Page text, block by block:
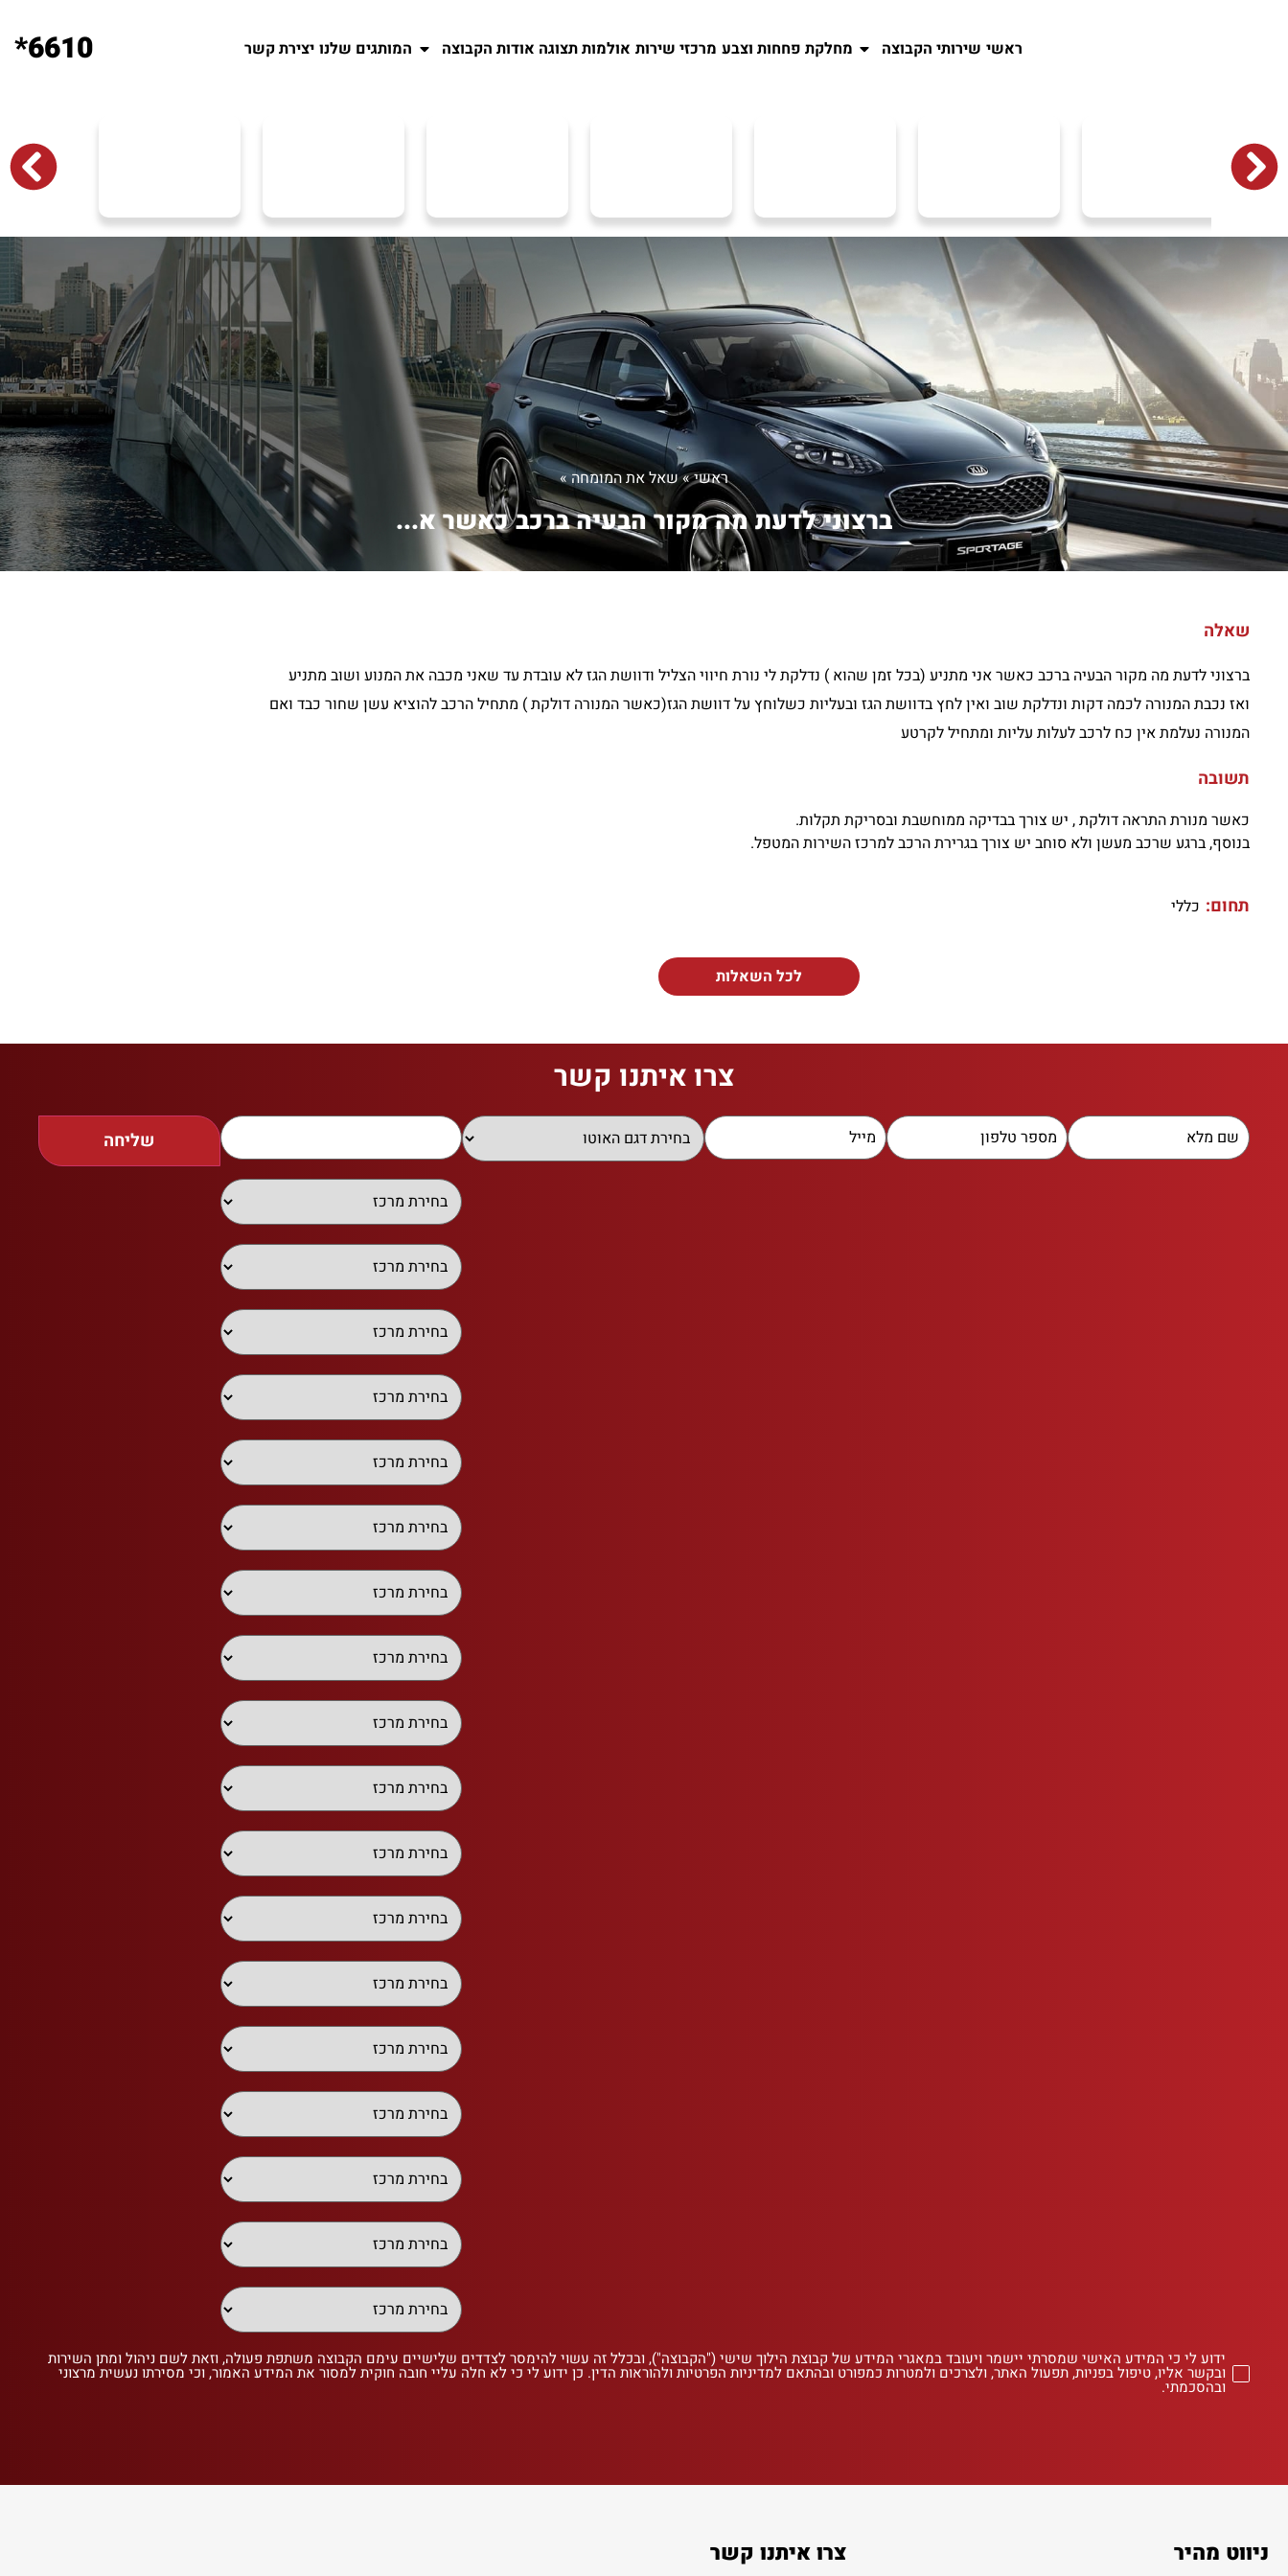
ראשי שירותי הקבוצה מחלקת פחחות וצבע מרכזי שירות אולמות תצוגה אודות הקבוצה המותגים שלנו יצירת קשר 6610*
ראשי»שאל את המומחה»
ברצוני לדעת מה מקור הבעיה ברכב כאשר א...
שאלה
ברצוני לדעת מה מקור הבעיה ברכב כאשר אני מתניע (בכל זמן שהוא ) נדלקת לי נורת חיווי הצליל ודוושת הגז לא עובדת עד שאני מכבה את המנוע ושוב מתניע
ואז נכבת המנורה לכמה דקות ונדלקת שוב ואין לחץ בדוושת הגז ובעליות כשלוחץ על דוושת הגז(כאשר המנורה דולקת ) מתחיל הרכב להוציא עשן שחור כבד ואם
המנורה נעלמת אין כח לרכב לעלות עליות ומתחיל לקרטע
תשובה
כאשר מנורת התראה דולקת , יש צורך בבדיקה ממוחשבת ובסריקת תקלות.
בנוסף, ברגע שרכב מעשן ולא סוחב יש צורך בגרירת הרכב למרכז השירות המטפל.
תחום: כללי
לכל השאלות
צרו איתנו קשר
שליחה
ידוע לי כי המידע האישי שמסרתי יישמר ויעובד במאגרי המידע של קבוצת הילוך שישי ("הקבוצה"), ובכלל זה עשוי להימסר לצדדים שלישיים עימם הקבוצה משתפת פעולה, וזאת לשם ניהול ומתן השירות
ובקשר אליו, טיפול בפניות, תפעול האתר, ולצרכים ולמטרות כמפורט ובהתאם למדיניות הפרטיות ולהוראות הדין. כן ידוע לי כי לא חלה עליי חובה חוקית למסור את המידע האמור, וכי מסירתו נעשית מרצוני
ובהסכמתי.
ניווט מהיר צרו איתנו קשר